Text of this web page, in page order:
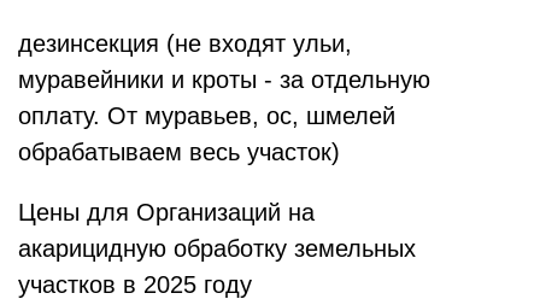
дезинсекция (не входят ульи,
муравейники и кроты - за отдельную
оплату. От муравьев, ос, шмелей
обрабатываем весь участок)
Цены для Организаций на
акарицидную обработку земельных
участков в 2025 году